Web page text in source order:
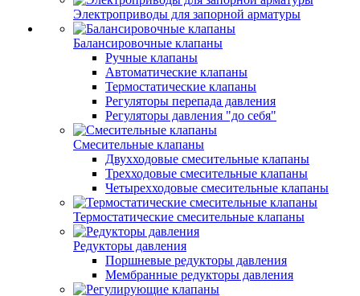
Электроприводы для запорной арматуры
Балансировочные клапаны
Ручные клапаны
Автоматические клапаны
Термостатические клапаны
Регуляторы перепада давления
Регуляторы давления "до себя"
Смесительные клапаны
Двухходовые смесительные клапаны
Трехходовые смесительные клапаны
Четырехходовые смесительные клапаны
Термостатические смесительные клапаны
Редукторы давления
Поршневые редукторы давления
Мембранные редукторы давления